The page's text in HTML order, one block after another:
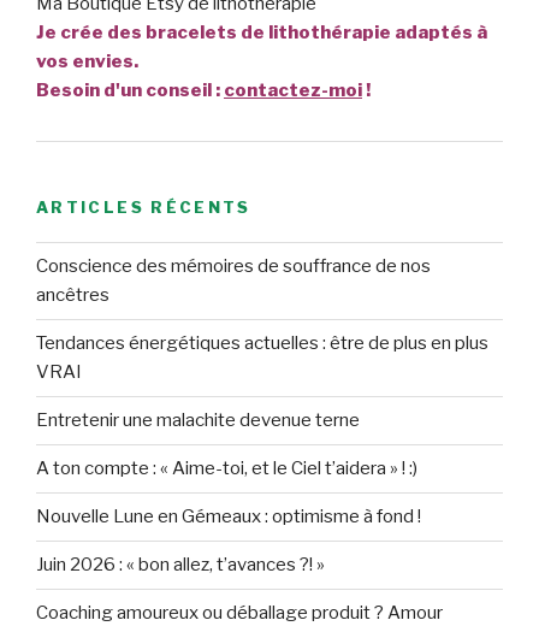
Je crée des bracelets de lithothérapie adaptés à
vos envies.
Besoin d'un conseil : contactez-moi!
ARTICLES RÉCENTS
Conscience des mémoires de souffrance de nos
ancêtres
Tendances énergétiques actuelles : être de plus en plus
VRAI
Entretenir une malachite devenue terne
A ton compte : « Aime-toi, et le Ciel t’aidera » ! :)
Nouvelle Lune en Gémeaux : optimisme à fond !
Juin 2026 : « bon allez, t’avances ?! »
Coaching amoureux ou déballage produit ? Amour